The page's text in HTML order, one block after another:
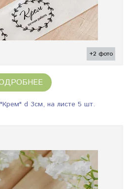
+2 фото
d 3см, на листе 5 шт.